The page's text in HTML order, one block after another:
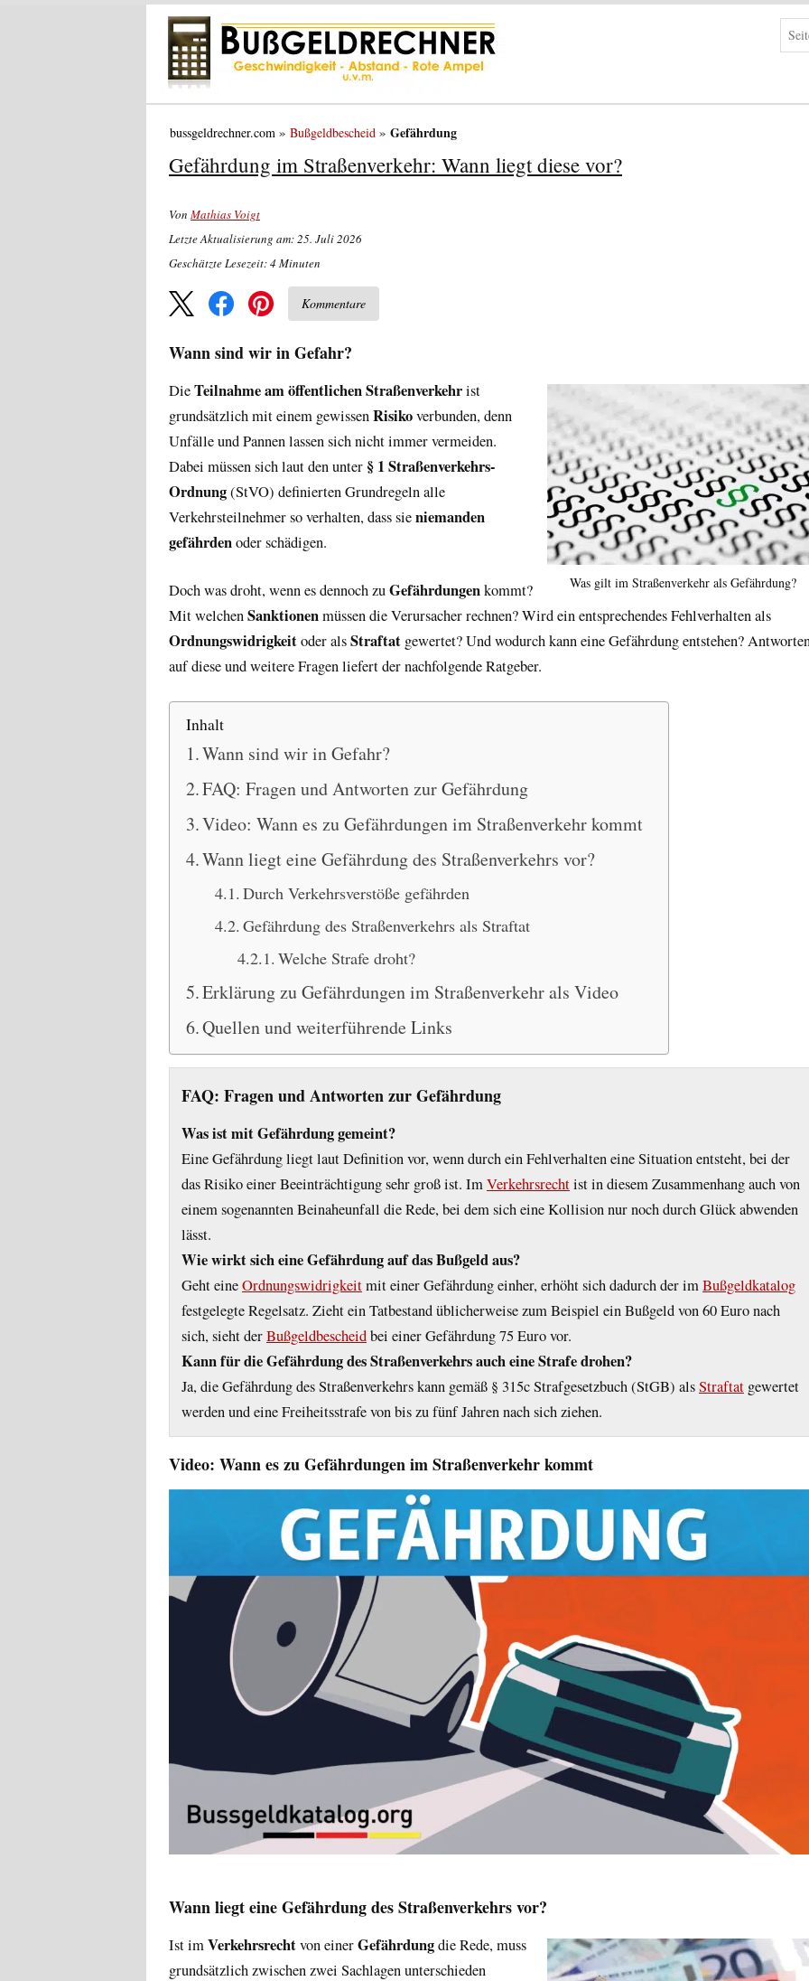
bussgeldrechner.com Bußgeldbescheid Gefährdung
Gefährdung im Straßenverkehr: Wann liegt diese vor?
Von Mathias Voigt
Letzte Aktualisierung am: 25. Juli 2026
Geschätzte Lesezeit:4 Minuten
Kommentare
Wann sind wir in Gefahr?
Was gilt im Straßenverkehr als Gefährdung?
DieTeilnahme am öffentlichen Straßenverkehrist
grundsätzlich mit einem gewissenRisikoverbunden, denn
Unfälle und Pannen lassen sich nicht immer vermeiden.
Dabei müssen sich laut den unter § 1 Straßenverkehrs-
Ordnung(StVO) definierten Grundregeln alle
Verkehrsteilnehmer so verhalten, dass sieniemanden
gefährdenoder schädigen.
Doch was droht, wenn es dennoch zuGefährdungenkommt?
Mit welchenSanktionenmüssen die Verursacher rechnen? Wird ein entsprechendes Fehlverhalten als
Ordnungswidrigkeitoder alsStraftat gewertet? Und wodurch kann eine Gefährdung entstehen?
auf diese und weitere Fragen liefert der nachfolgende Ratgeber.
Inhalt
Wann sind wir in Gefahr?
FAQ: Fragen und Antworten zur Gefährdung
Video: Wann es zu Gefährdungen im Straßenverkehr kommt
Wann liegt eine Gefährdung des Straßenverkehrs vor?
Durch Verkehrsverstöße gefährden
Gefährdung des Straßenverkehrs als Straftat
Welche Strafe droht?
Erklärung zu Gefährdungen im Straßenverkehr als Video
Quellen und weiterführende Links
FAQ: Fragen und Antworten zur Gefährdung
Was ist mit Gefährdung gemeint?
Eine Gefährdung liegt laut Definition vor, wenn durch ein Fehlverhalten eine Situation entsteht, bei der
das Risiko einer Beeinträchtigung sehr groß ist. ImVerkehrsrechtist in diesem Zusammenhang auch von
einem sogenannten Beinaheunfall die Rede, bei dem sich eine Kollision nur noch durch Glück abwenden
lässt.
Wie wirkt sich eine Gefährdung auf das Bußgeld aus?
Geht eineOrdnungswidrigkeitmit einer Gefährdung einher, erhöht sich dadurch der imBußgeldkatalog
festgelegte Regelsatz. Zieht ein Tatbestand üblicherweise zum Beispiel ein Bußgeld von 60 Euro nach
sich, sieht derBußgeldbescheidbei einer Gefährdung 75 Euro vor.
Kann für die Gefährdung des Straßenverkehrs auch eine Strafe drohen?
Ja, die Gefährdung des Straßenverkehrs kann gemäß § 315c Strafgesetzbuch (StGB) alsStraftat gewertet
werden und eine Freiheitsstrafe von bis zu fünf Jahren nach sich ziehen.
Video: Wann es zu Gefährdungen im Straßenverkehr kommt
Wann liegt eine Gefährdung des Straßenverkehrs vor?
Ist imVerkehrsrechtvon einerGefährdungdie Rede, muss
grundsätzlich zwischen zwei Sachlagen unterschieden